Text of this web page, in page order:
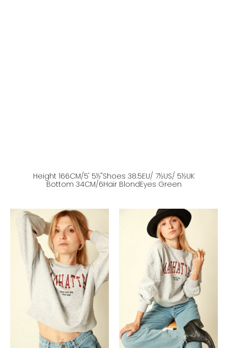
Height 166CM/5' 5½''Shoes 38.5EU/ 7½US/ 5½UK
Bottom 34CM/6Hair BlondEyes Green